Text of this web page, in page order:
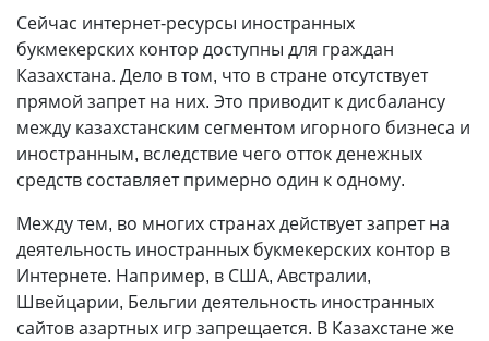
Сейчас интернет-ресурсы иностранных
букмекерских контор доступны для граждан
Казахстана. Дело в том, что в стране отсутствует
прямой запрет на них. Это приводит к дисбалансу
между казахстанским сегментом игорного бизнеса и
иностранным, вследствие чего отток денежных
средств составляет примерно один к одному.
Между тем, во многих странах действует запрет на
деятельность иностранных букмекерских контор в
Интернете. Например, в США, Австралии,
Швейцарии, Бельгии деятельность иностранных
сайтов азартных игр запрещается. В Казахстане же